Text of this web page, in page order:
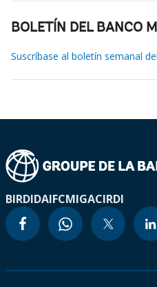
BOLETÍN DEL BANCO
Suscríbase al boletín semanal
BIRDIDAIFCMIGACIRDI